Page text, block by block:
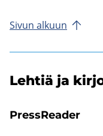
Sivun al­kuun
Leh­tiä ja
PressReader